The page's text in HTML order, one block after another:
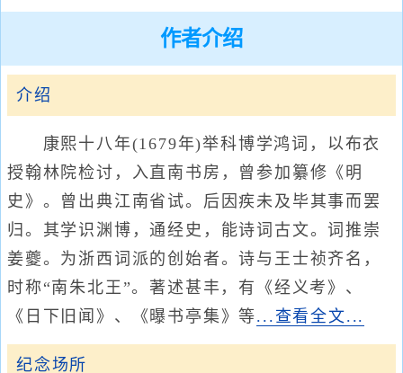
作者介绍
介绍
康熙十八年(1679年)举科博学鸿词，以布衣
授翰林院检讨，入直南书房，曾参加纂修《明
史》。曾出典江南省试。后因疾未及毕其事而罢
归。其学识渊博，通经史，能诗词古文。词推崇
姜夔。为浙西词派的创始者。诗与王士祯齐名，
时称“南朱北王”。著述甚丰，有《经义考》、
《日下旧闻》、《曝书亭集》等...查看全文...
纪念场所